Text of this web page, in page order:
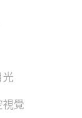
光
視覺